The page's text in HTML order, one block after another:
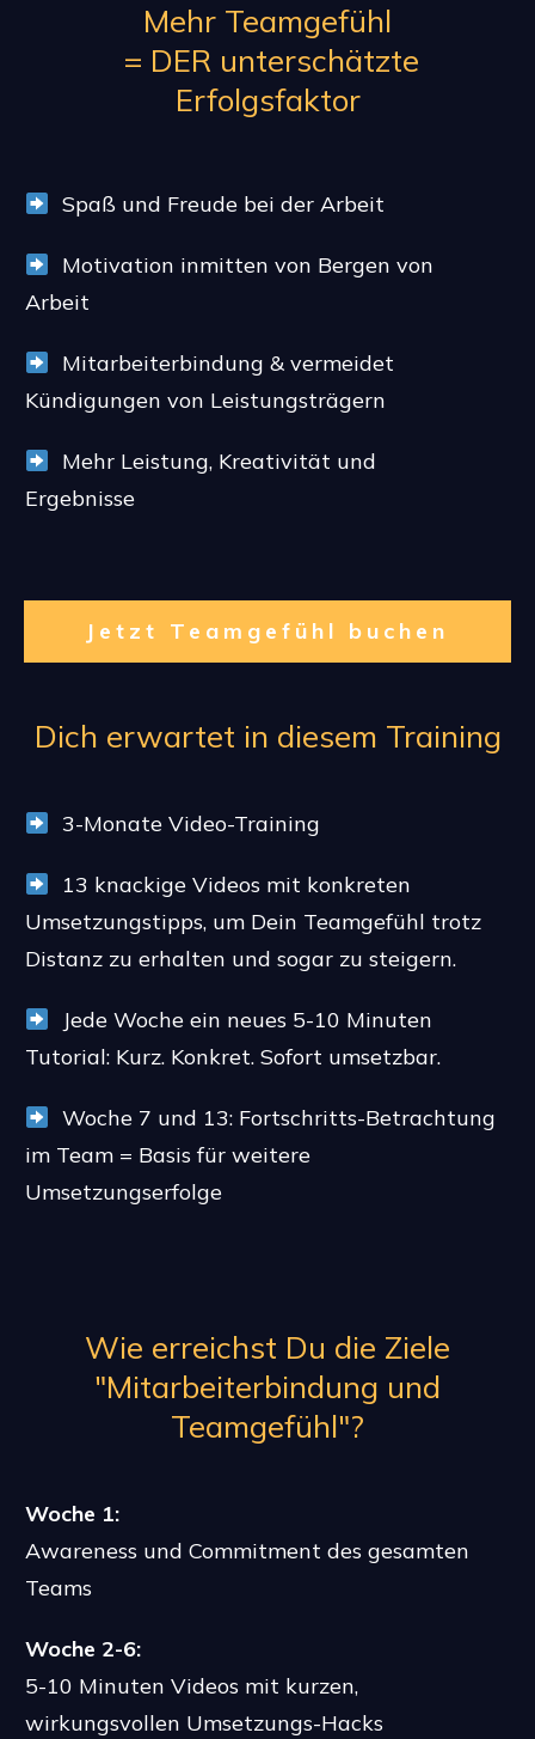
Mehr Teamgefühl
= DER unterschätzte
Erfolgsfaktor
Spaß und Freude bei der Arbeit
Motivation inmitten von Bergen von
Arbeit
Mitarbeiterbindung & vermeidet
Kündigungen von Leistungsträgern
Mehr Leistung, Kreativität und
Ergebnisse
Jetzt Teamgefühl buchen
Dich erwartet in diesem Training
3-Monate Video-Training
13 knackige Videos mit konkreten
Umsetzungstipps, um Dein Teamgefühl trotz
Distanz zu erhalten und sogar zu steigern.
Jede Woche ein neues 5-10 Minuten
Tutorial: Kurz. Konkret. Sofort umsetzbar.
Woche 7 und 13: Fortschritts-Betrachtung
im Team = Basis für weitere
Umsetzungserfolge
Wie erreichst Du die Ziele
"Mitarbeiterbindung und
Teamgefühl"?
Woche 1:
Awareness und Commitment des gesamten
Teams
Woche 2-6:
5-10 Minuten Videos mit kurzen,
wirkungsvollen Umsetzungs-Hacks